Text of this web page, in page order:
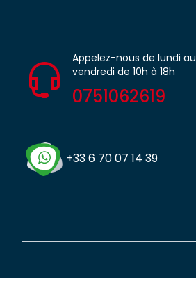
Appelez-nous de lundi au
vendredi de 10h à 18h
0751062619
+33 6 70 07 14 39